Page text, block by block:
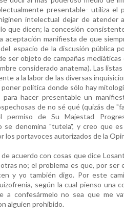
presentable- utiliza el
intelectual dejar de atender
que dicen; la concesión
aceptación manifiesta de que
espacio de la discusión pública
ser objeto de campañas
considerado anatema). Las
a la labor de las diversas
política donde sólo hay
para hacer presentable un
de no sé qué (quizás de
permiso de Su Majestad
se denomina "tutela", y creo que
los portavoces autorizados de la
acuerdo con cosas que dice
no; el problema es que, por
y yo también digo. Por este
según la cual pienso una
a confesármelo no sea que me
alguien prohibido.